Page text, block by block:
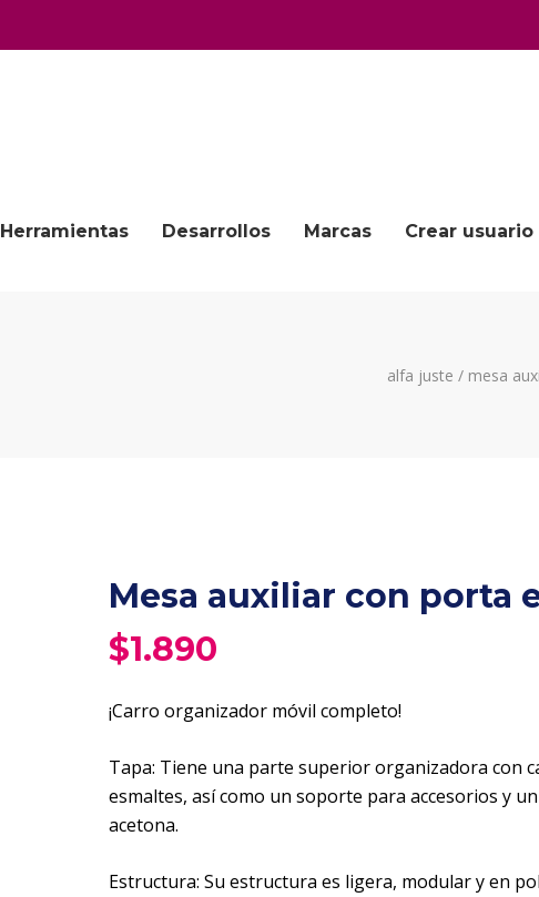
Herramientas Desarrollos Marcas Crear usuario
alfa juste / mesa
Mesa auxiliar con porta
$1.890
¡Carro organizador móvil completo!
Tapa: Tiene una parte superior organizadora con
esmaltes, así como un soporte para accesorios y
acetona.
Estructura: Su estructura es ligera, modular y en